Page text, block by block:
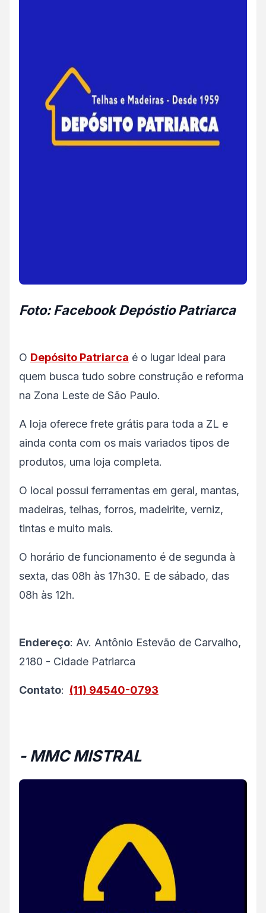
Foto: Facebook Depóstio Patriarca
O Depósito Patriarca é o lugar ideal para
quem busca tudo sobre construção e reforma
na Zona Leste de São Paulo.
A loja oferece frete grátis para toda a ZL e
ainda conta com os mais variados tipos de
produtos, uma loja completa.
O local possui ferramentas em geral, mantas,
madeiras, telhas, forros, madeirite, verniz,
tintas e muito mais.
O horário de funcionamento é de segunda à
sexta, das 08h às 17h30. E de sábado, das
08h às 12h.
Endereço: Av. Antônio Estevão de Carvalho,
2180 - Cidade Patriarca
Contato: (11) 94540-0793
- MMC MISTRAL